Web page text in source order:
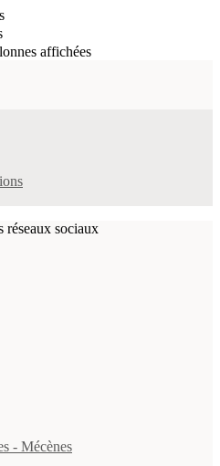
affichées
réseaux sociaux
- Mécènes